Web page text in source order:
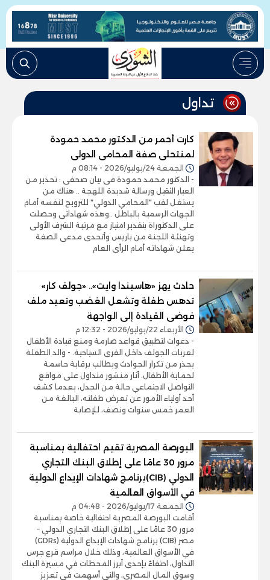
تداول
كارت أحمر من الدكتور محمد حمودة
لمنتحلى صفة المحامى الدولى
الجمعة 24/يوليو/2026 - 08:14 م
- الدكتور محمد حمودة فى بيان صحفى : تحذير من
العيار الثقيل ورسالة شديدة اللهجة .. هناك من
يستغل لقب "المحامي الدولي" للترويج لنفسه أمام
الجهات الرسمية بالباطل ..وهذه شهاداتى وحصلت
على الدكتوراة بتقدير امتياز مع مرتبة الشرف الأولى
وتهنئة اللجنة من باريس وأتحدى مدعى الصفة
يعلن شهاداته أمام الرأى العام
حادث يهز «هاسيندا وايت».. «جولف كار»
تدهس طفلة وتشعل الغضب وتعيد ملف
فوضى القيادة إلى الواجهة
الأربعاء 22/يوليو/2026 - 12:32 م
- دعوات لتطبيق قواعد صارمة ومنع قيادة الأطفال
لعربات الجولف داخل القرى السياحية. - والد الطفلة
يحذر من تكرار الحوادث ويطالب برقابة حاسمة
لحماية الأطفال. أثار منشور متداول على مواقع
التواصل الاجتماعي حالة من الجدل، بعدما كشف
أحد أولياء الأمور عن تعرض طفلته، البالغة من
العمر خمس سنوات ونصف، للإصابة
البورصة المصرية تقيم احتفالية بمناسبة
مرور 30 عامًا على إطلاق البنك التجاري
الدولي (CIB)برنامج شهادات الإيداع الدولية
في الأسواق العالمية
الجمعة 17/يوليو/2026 - 04:48 م
أقامت البورصة المصرية احتفالية خاصة بمناسبة
مرور 30 عامًا على إطلاق البنك التجاري الدولي –
مصر (CIB) برنامج شهادات الإيداع الدولية (GDRs)
في الأسواق العالمية، وذلك خلال مراسم قرع جرس
التداول، احتفاءً بإحدى أبرز المحطات في مسيرة البنك
وسوق المال المصري، والتي أسهمت في تعزيز